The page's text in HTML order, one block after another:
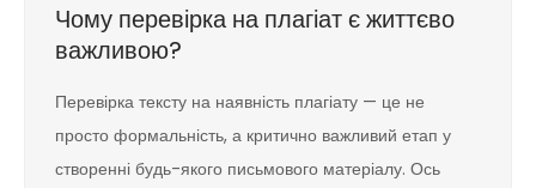
Чому перевірка на плагіат є життєво
важливою?
Перевірка тексту на наявність плагіату — це не
просто формальність, а критично важливий етап у
створенні будь-якого письмового матеріалу. Ось